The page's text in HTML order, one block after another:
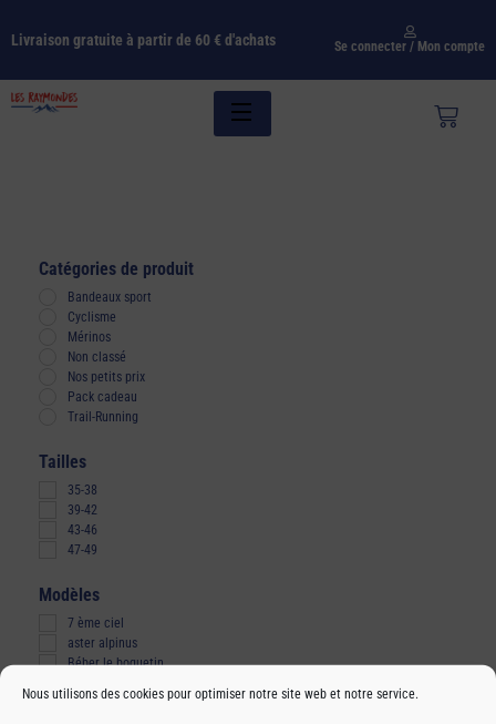
Nous utilisons des cookies pour optimiser notre site web et notre service.
Livraison gratuite à partir de 60 € d'achats Se connecter / Mon compte
Catégories de produit
Bandeaux sport
Cyclisme
Mérinos
Non classé
Nos petits prix
Pack cadeau
Trail-Running
Tailles
35-38
39-42
43-46
47-49
Modèles
7 ème ciel
aster alpinus
Béber le boquetin
Ecstasy